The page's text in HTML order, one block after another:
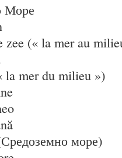
Море
(« la mer au
la mer du milieu »)
море)